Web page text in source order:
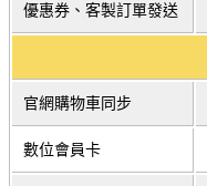
優惠券、客製訂單發送
官網購物車同步
數位會員卡